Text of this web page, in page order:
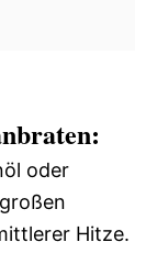
oder
Hitze.